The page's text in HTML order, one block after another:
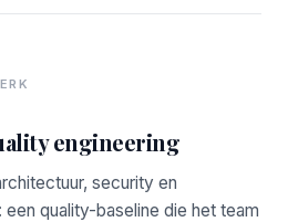
engineering
security en
quality-baseline die het team